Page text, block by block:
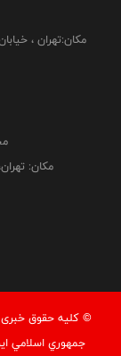
مکان:تهران ،
مکان:
© کليه حقوق خبری
جمهوري اسلامي